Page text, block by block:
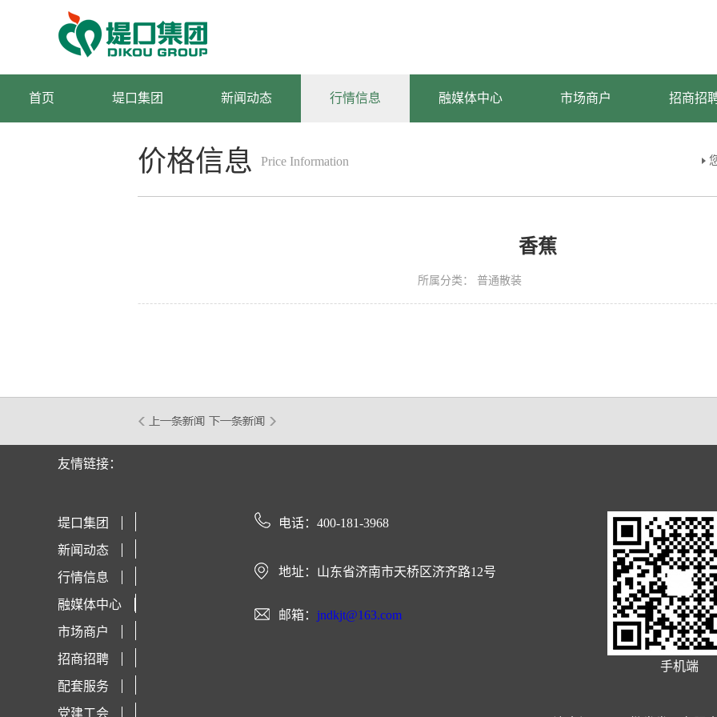
首页 堤口集团 新闻动态 行情信息 融媒体中心 市场商户 招商招
价格信息 Price Information
香蕉
所属分类： 普通散装
友情链接：
堤口集团
新闻动态
行情信息
融媒体中心
市场商户
招商招聘
配套服务
党建工会
电话：400-181-3968
地址：山东省济南市天桥区济齐路12号
邮箱： jndkjt@163.com
手机端